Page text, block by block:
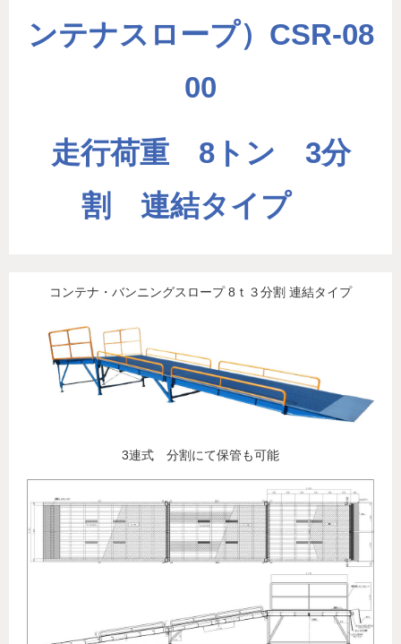
製造工場
代理店募集
お問い合わせ
ンテナスロープ）CSR-08
00
走行荷重　8トン　3分
割　連結タイプ
コンテナ・バンニングスロープ 8ｔ３分割 連結タイプ
3連式 分割にて保管も可能